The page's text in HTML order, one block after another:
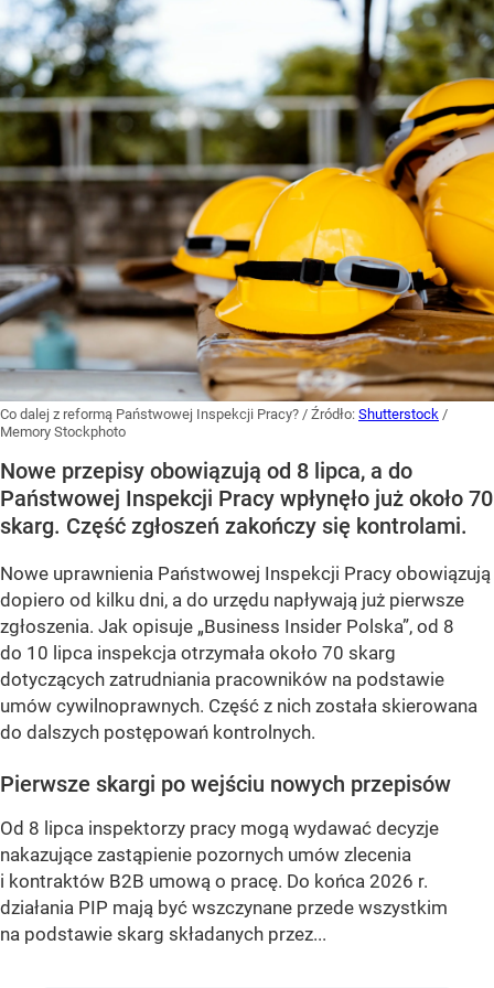
Co dalej z reformą Państwowej Inspekcji Pracy? / Źródło: Shutterstock /
Memory Stockphoto
Nowe przepisy obowiązują od 8 lipca, a do
Państwowej Inspekcji Pracy wpłynęło już około 70
skarg. Część zgłoszeń zakończy się kontrolami.
Nowe uprawnienia Państwowej Inspekcji Pracy obowiązują
dopiero od kilku dni, a do urzędu napływają już pierwsze
zgłoszenia. Jak opisuje „Business Insider Polska”, od 8
do 10 lipca inspekcja otrzymała około 70 skarg
dotyczących zatrudniania pracowników na podstawie
umów cywilnoprawnych. Część z nich została skierowana
do dalszych postępowań kontrolnych.
Pierwsze skargi po wejściu nowych przepisów
Od 8 lipca inspektorzy pracy mogą wydawać decyzje
nakazujące zastąpienie pozornych umów zlecenia
i kontraktów B2B umową o pracę. Do końca 2026 r.
działania PIP mają być wszczynane przede wszystkim
na podstawie skarg składanych przez...